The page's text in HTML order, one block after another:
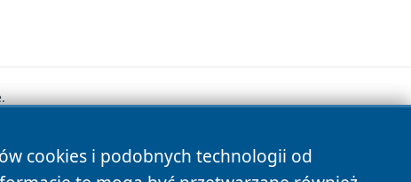
cookies i podobnych technologii od